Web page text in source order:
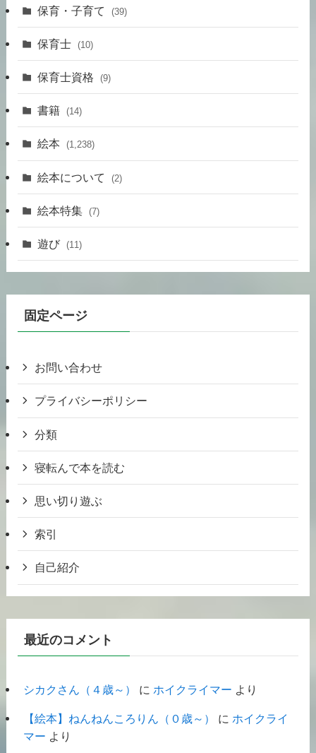
保育・子育て (39)
保育士 (10)
保育士資格 (9)
書籍 (14)
絵本 (1,238)
絵本について (2)
絵本特集 (7)
遊び (11)
固定ページ
お問い合わせ
プライバシーポリシー
分類
寝転んで本を読む
思い切り遊ぶ
索引
自己紹介
最近のコメント
シカクさん（４歳～） に ホイクライマー より
【絵本】ねんねんころりん（０歳～） に ホイクライ
マー より